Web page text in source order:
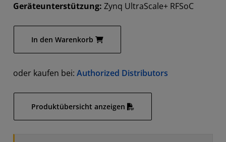
Geräteunterstützung: Zynq UltraScale+ RFSoC
In den Warenkorb
oder kaufen bei: Authorized Distributors
Produktübersicht anzeigen